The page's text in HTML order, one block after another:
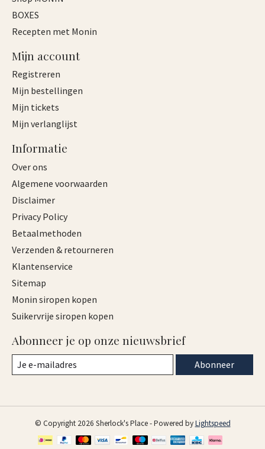
BOXES
Recepten met Monin
Mijn account
Registreren
Mijn bestellingen
Mijn tickets
Mijn verlanglijst
Informatie
Over ons
Algemene voorwaarden
Disclaimer
Privacy Policy
Betaalmethoden
Verzenden & retourneren
Klantenservice
Sitemap
Monin siropen kopen
Suikervrije siropen kopen
Abonneer je op onze nieuwsbrief
Abonneer
© Copyright 2026 Sherlock's Place - Powered byLightspeed